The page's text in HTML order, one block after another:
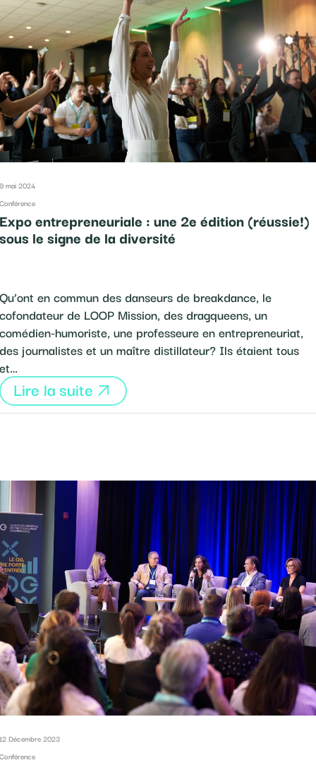
9 mai 2024
Conférence
Expo entrepreneuriale : une 2e édition (réussie!)
sous le signe de la diversité
Qu’ont en commun des danseurs de breakdance, le
cofondateur de LOOP Mission, des dragqueens, un
comédien-humoriste, une professeure en entrepreneuriat,
des journalistes et un maître distillateur? Ils étaient tous
et…
Lire la suite
12 Décembre 2023
Conférence